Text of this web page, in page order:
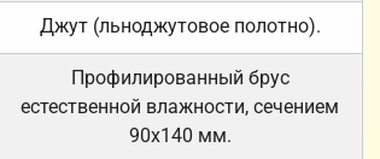
Джут (льноджутовое полотно).
Профилированный брус
естественной влажности, сечением
90х140 мм.